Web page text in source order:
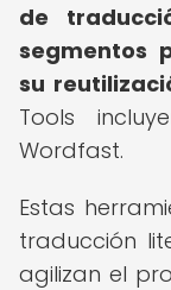
de
segmentos
su
Tools
Wordfast.
Estas
traducción
agilizan el